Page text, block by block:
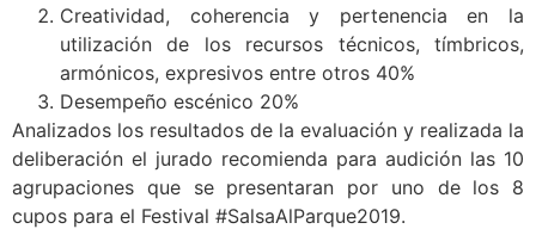
Creatividad, coherencia y pertenencia en la
utilización de los recursos técnicos, tímbricos,
armónicos, expresivos entre otros 40%
Desempeño escénico 20%
Analizados los resultados de la evaluación y realizada la
deliberación el jurado recomienda para audición las 10
agrupaciones que se presentaran por uno de los 8
cupos para el Festival #SalsaAlParque2019.